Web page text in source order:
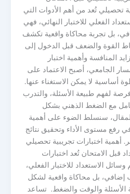
تحصيلي تُعد من أهم الأدوات التي
الفعلي للاختبار النهائي، فهي
بل تجربة محاكاة واقعية تكشف
القوة والضعف قبل الدخول إلى
المنافسة وأهمية اختبار
الجامعي، أصبح الاعتماد على
أساسية لا يمكن الاستغناء عنها.
لفهم طبيعة الأسئلة، والتدرب
مع الضغط الذهني بشكل
سنسلط الضوء على أهمية
رفع مستوى الأداء وتحقيق نتائج
أهمية اختبارات تجريبية تحصيلي
قبل الامتحان تُعد اختبارات
الاستعداد للاختبار الفعلي،
بل محاكاة واقعية لشكل
الأسئلة والوقت والضغط. تساعد